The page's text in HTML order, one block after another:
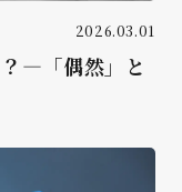
2026.03.01
―「偶然」と